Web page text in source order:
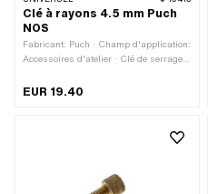
Clé à rayons 4.5 mm Puch
NOS
Fabricant: Puch · Champ d'application:
Accessoires d'atelier · Clé de serrage:
EUR 19.40